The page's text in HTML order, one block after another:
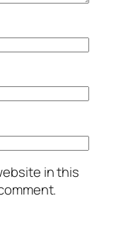
in this